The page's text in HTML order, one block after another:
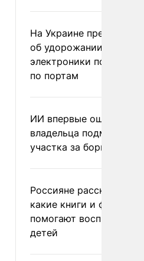
На Украине
об удорожании
электроники после
по портам
ИИ впервые
владельца
участка за борщевик
Россияне рассказали,
какие книги и фильмы
помогают воспитывать
детей